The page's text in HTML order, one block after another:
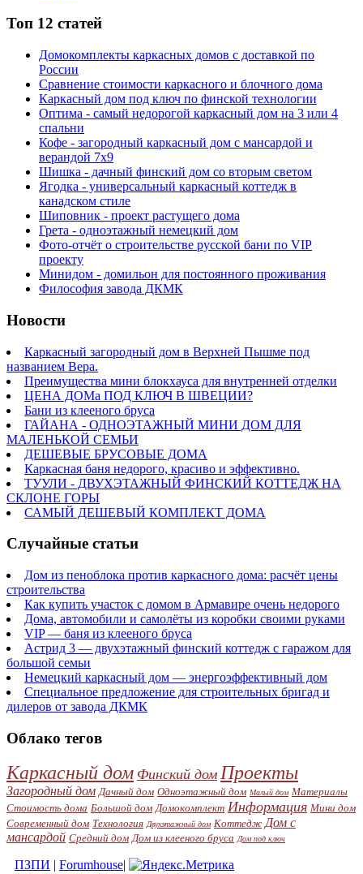
Топ 12 статей
Домокомплекты каркасных домов с доставкой по
России
Сравнение стоимости каркасного и блочного дома
Каркасный дом под ключ по финской технологии
Оптима - самый недорогой каркасный дом на 3 или 4
спальни
Кофе - загородный каркасный дом с мансардой и
верандой 7х9
Шишка - дачный финский дом со вторым светом
Ягодка - универсальный каркасный коттедж в
канадском стиле
Шиповник - проект растущего дома
Грета - одноэтажный немецкий дом
Фото-отчёт о строительстве русской бани по VIP
проекту
Минидом - домильон для постоянного проживания
Философия завода ДКМК
Новости
Каркасный загородный дом в Верхней Пышме под
названием Вера.
Преимущества мини блокхауса для внутренней отделки
ЦЕНА ДОМа ПОД КЛЮЧ В ШВЕЦИИ?
Бани из клееного бруса
ГАЙАНА - ОДНОЭТАЖНЫЙ МИНИ ДОМ ДЛЯ
МАЛЕНЬКОЙ СЕМЬИ
ДЕШЕВЫЕ БРУСОВЫЕ ДОМА
Каркасная баня недорого, красиво и эффективно.
ТУУЛИ - ДВУХЭТАЖНЫЙ ФИНСКИЙ КОТТЕДЖ НА
СКЛОНЕ ГОРЫ
САМЫЙ ДЕШЕВЫЙ КОМПЛЕКТ ДОМА
Cлучайные статьи
Дом из пеноблока против каркасного дома: расчёт цены
строительства
Как купить участок с домом в Армавире очень недорого
Дома, автомобили и самолёты из коробки своими руками
VIP — баня из клееного бруса
Астрид 3 — двухэтажный финский коттедж с гаражом для
большой семьи
Немецкий каркасный дом — энергоэффективный дом
Специальное предложение для строительных бригад и
дилеров от завода ДКМК
Облако тегов
Каркасный дом Финский дом Проекты
Загородный дом Дачный дом Одноэтажный дом Малый дом Материалы
Стоимость дома Большой дом Домокомплект Информация Мини дом
Современный дом Технология Двухэтажный дом Коттедж Дом с
мансардой Средний дом Дом из клееного бруса Дом под ключ
ПЗПИ | Forumhouse|